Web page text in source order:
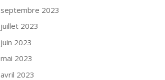
septembre 2023
juillet 2023
juin 2023
mai 2023
avril 2023